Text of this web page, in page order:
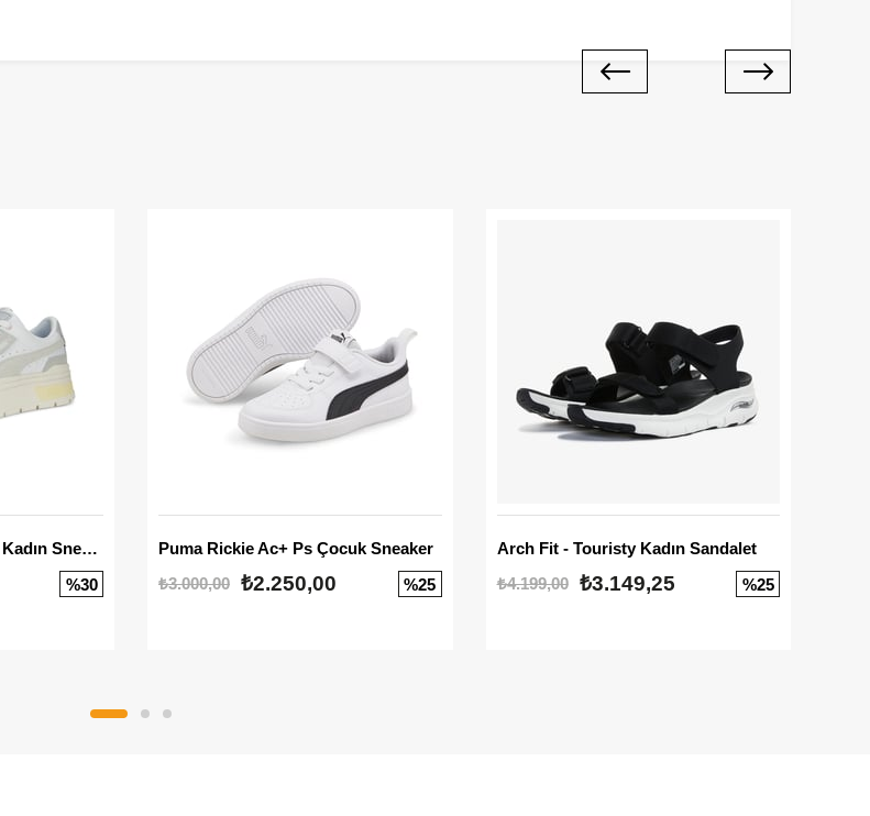
Mayze Stack Luxe Wns Kadın Sneaker
%30
Puma Rickie Ac+ Ps Çocuk Sneaker
₺3.000,00 ₺2.250,00 %25
Arch Fit - Touristy Kadın Sandalet
₺4.199,00
₺3.149,25 %25